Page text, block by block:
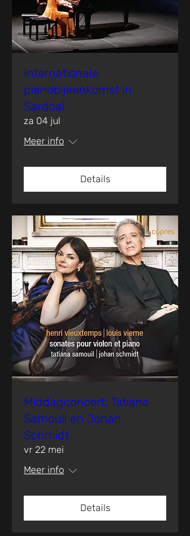
Internationale
pianobijeenkomst in
Sardoal
za 04 jul
Meer info
Details
Middagconcert: Tatiana
Samouil en Johan
Schmidt
vr 22 mei
Meer info
Details